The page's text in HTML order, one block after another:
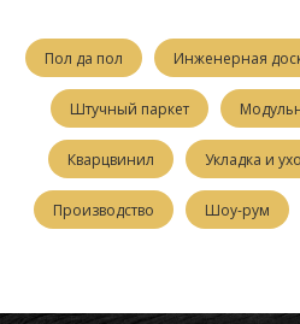
Пол да пол Инженерная
Штучный паркет
Кварцвинил Укладка и
Производство Шоу-рум